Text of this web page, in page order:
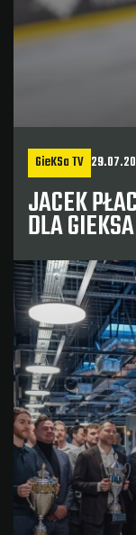
GieKSa TV
JACEK
DLA